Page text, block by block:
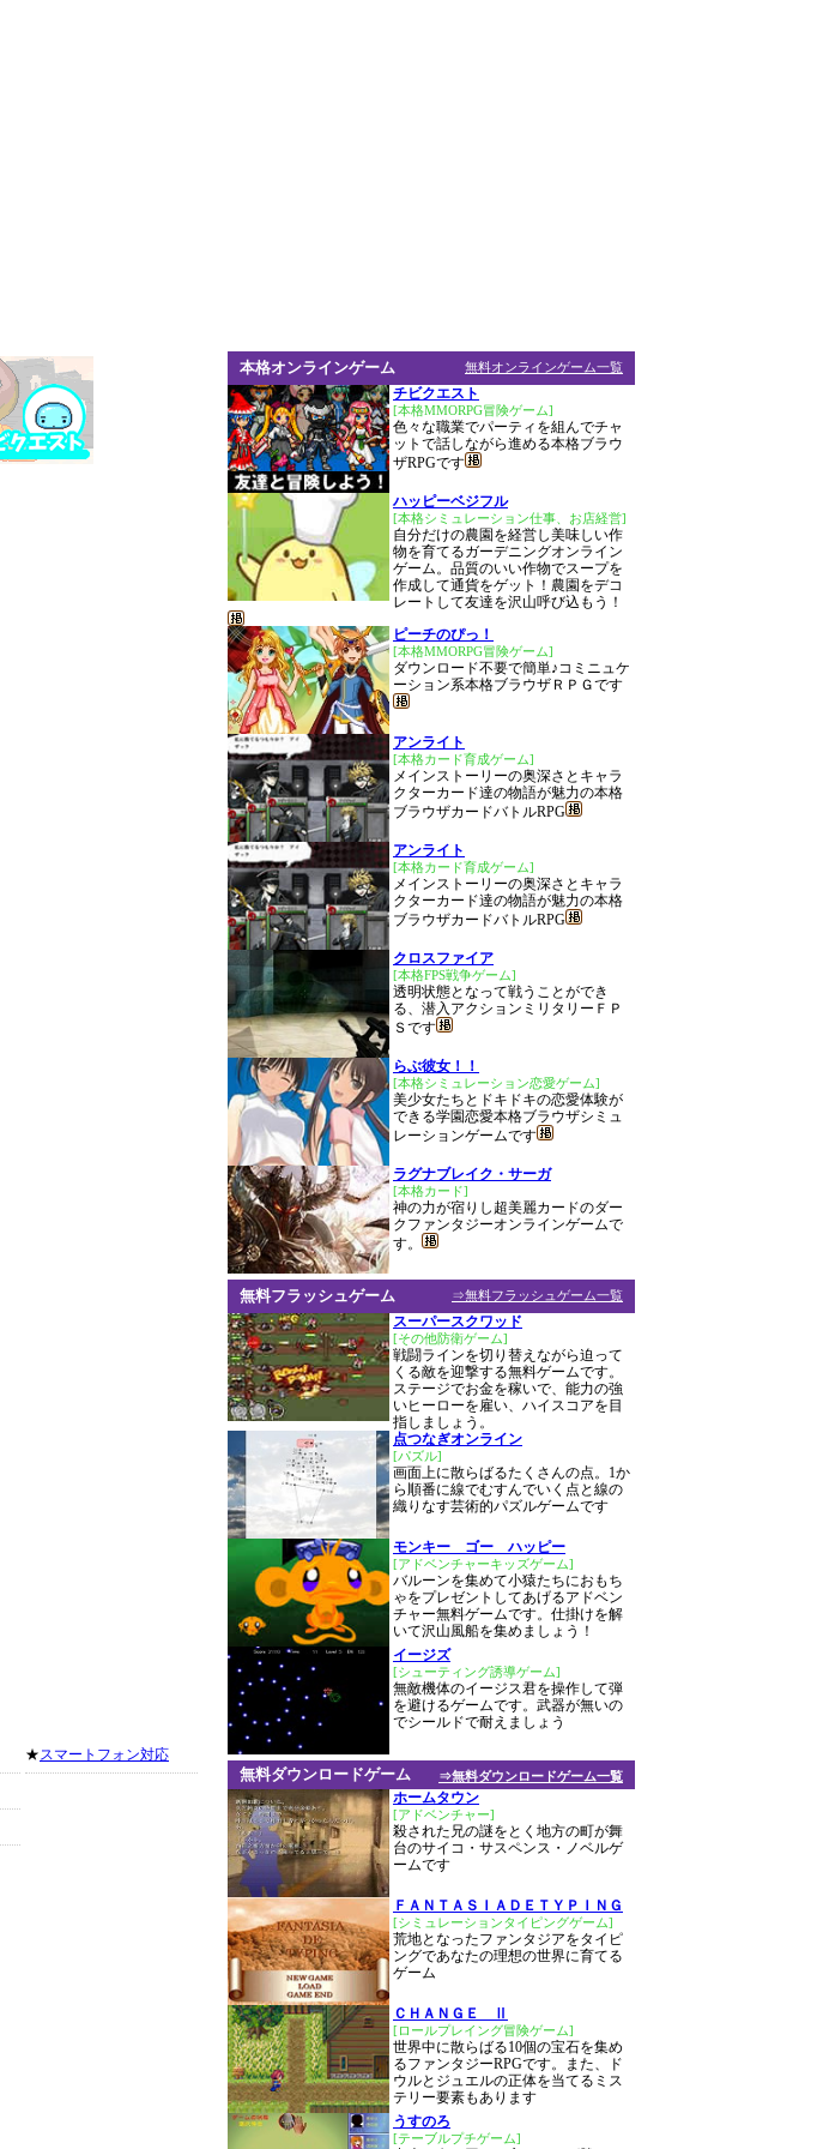
★スマートフォン対応
無料オンラインゲーム一覧
本格オンラインゲーム
チビクエスト
[本格MMORPG冒険ゲーム]
色々な職業でパーティを組んでチャ
ットで話しながら進める本格ブラウ
ザRPGです
ハッピーベジフル
[本格シミュレーション仕事、お店経営]
自分だけの農園を経営し美味しい作
物を育てるガーデニングオンライン
ゲーム。品質のいい作物でスープを
作成して通貨をゲット！農園をデコ
レートして友達を沢山呼び込もう！
ピーチのぴっ！
[本格MMORPG冒険ゲーム]
ダウンロード不要で簡単♪コミニュケ
ーション系本格ブラウザＲＰＧです
アンライト
[本格カード育成ゲーム]
メインストーリーの奥深さとキャラ
クターカード達の物語が魅力の本格
ブラウザカードバトルRPG
アンライト
[本格カード育成ゲーム]
メインストーリーの奥深さとキャラ
クターカード達の物語が魅力の本格
ブラウザカードバトルRPG
クロスファイア
[本格FPS戦争ゲーム]
透明状態となって戦うことができ
る、潜入アクションミリタリーＦＰ
Ｓです
らぶ彼女！！
[本格シミュレーション恋愛ゲーム]
美少女たちとドキドキの恋愛体験が
できる学園恋愛本格ブラウザシミュ
レーションゲームです
ラグナブレイク・サーガ
[本格カード]
神の力が宿りし超美麗カードのダー
クファンタジーオンラインゲームで
す。
⇒無料フラッシュゲーム一覧
無料フラッシュゲーム
スーパースクワッド
[その他防衛ゲーム]
戦闘ラインを切り替えながら迫って
くる敵を迎撃する無料ゲームです。
ステージでお金を稼いで、能力の強
いヒーローを雇い、ハイスコアを目
指しましょう。
点つなぎオンライン
[パズル]
画面上に散らばるたくさんの点。1か
ら順番に線でむすんでいく点と線の
織りなす芸術的パズルゲームです
モンキー ゴー ハッピー
[アドベンチャーキッズゲーム]
バルーンを集めて小猿たちにおもち
ゃをプレゼントしてあげるアドベン
チャー無料ゲームです。仕掛けを解
いて沢山風船を集めましょう！
イージズ
[シューティング誘導ゲーム]
無敵機体のイージス君を操作して弾
を避けるゲームです。武器が無いの
でシールドで耐えましょう
⇒無料ダウンロードゲーム一覧
無料ダウンロードゲーム
ホームタウン
[アドベンチャー]
殺された兄の謎をとく地方の町が舞
台のサイコ・サスペンス・ノベルゲ
ームです
ＦＡＮＴＡＳＩＡＤＥＴＹＰＩＮＧ
[シミュレーションタイピングゲーム]
荒地となったファンタジアをタイピ
ングであなたの理想の世界に育てる
ゲーム
ＣＨＡＮＧＥ Ⅱ
[ロールプレイング冒険ゲーム]
世界中に散らばる10個の宝石を集め
るファンタジーRPGです。また、ド
ウルとジュエルの正体を当てるミス
テリー要素もあります
うすのろ
[テーブルプチゲーム]